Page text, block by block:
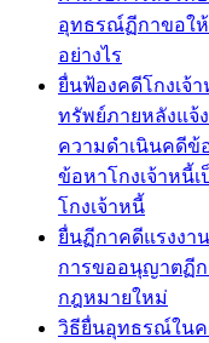
อุทธรณ์ฏีกาขอใ
อย่างไร
ยื่นฟ้องคดีโกงเจ้
ทรัพย์ภายหลังแจ้
ความดำเนินคดีข้
ข้อหาโกงเจ้าหนี้
โกงเจ้าหนี้
ยื่นฏีกาคดีแรงงา
การขออนุญาตฏีก
กฎหมายใหม่
วิธียื่นอุทธรณ์ใน